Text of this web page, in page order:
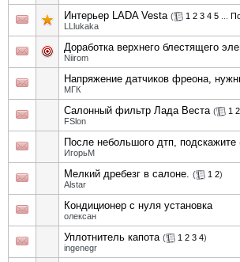
Интерьер LADA Vesta ( 1 2 3 4 5
LLlukaka
Доработка верхнего блестящего
Niirom
Напряжение датчиков фреона,
МГК
Салонный фильтр Лада Веста ( 1 2
FSlon
После небольшого дтп, подскажите
ИгорьМ
Мелкий дребезг в салоне. ( 1 2)
Alstar
Кондиционер с нуля установка
олексан
Уплотнитель капота ( 1 2 3 4)
ingenegr